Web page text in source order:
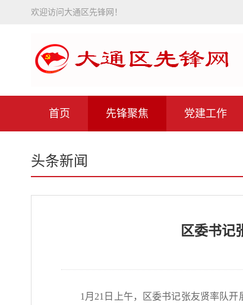
欢迎访问大通区先锋网！
首页 先锋聚焦 党建工作
头条新闻
区委书记
1月21日上午，区委书记张友贤率队